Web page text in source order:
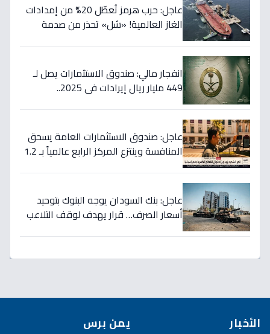
عاجل: حرب هرمز تُعطّل 20% من إمدادات
الغاز العالمية! «شل» تحذر من صدمة
انفجار مالي: صندوق الاستثمارات يصل لـ
449 مليار ريال إيرادات في 2025..
عاجل: صندوق الاستثمارات العامة يسحق
المنافسة وينتزع المركز الرابع عالمياً بـ 1.2
عاجل: بنك السودان يوجه البنوك بتوحيد
أسعار الصرف… قرار يهدف لوقف التلاعب
الأخبار يمن برس